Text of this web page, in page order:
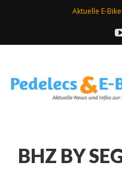
Aktuelle E-
BHZ BY